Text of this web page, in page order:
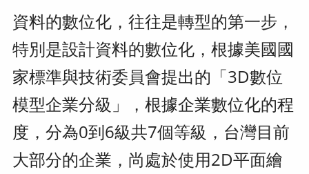
資料的數位化，往往是轉型的第一步，
特別是設計資料的數位化，根據美國國
家標準與技術委員會提出的「3D數位
模型企業分級」，根據企業數位化的程
度，分為0到6級共7個等級，台灣目前
大部分的企業，尚處於使用2D平面繪